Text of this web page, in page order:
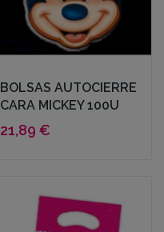
BOLSAS AUTOCIERRE
CARA MICKEY 100U
21,89 €